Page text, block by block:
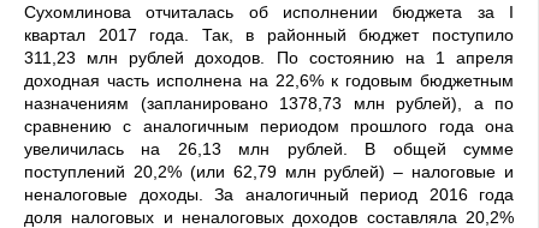
Сухомлинова отчиталась об исполнении бюджета за I
квартал 2017 года. Так, в районный бюджет поступило
311,23 млн рублей доходов. По состоянию на 1 апреля
доходная часть исполнена на 22,6% к годовым бюджетным
назначениям (запланировано 1378,73 млн рублей), а по
сравнению с аналогичным периодом прошлого года она
увеличилась на 26,13 млн рублей. В общей сумме
поступлений 20,2% (или 62,79 млн рублей) – налоговые и
неналоговые доходы. За аналогичный период 2016 года
доля налоговых и неналоговых доходов составляла 20,2%